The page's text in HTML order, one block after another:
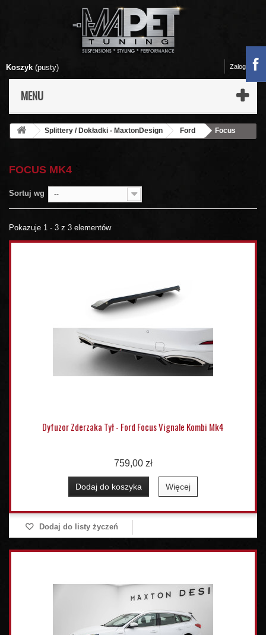
Koszyk (pusty)
MENU
Zaloguj się
Splittery / Dokładki - MaxtonDesign Ford
Focus
FOCUS MK4
Sortuj wg --
Pokazuje 1 - 3 z 3 elementów
Dyfuzor Zderzaka Tył - Ford Focus Vignale Kombi Mk4
759,00 zł
Dodaj do koszyka Więcej
Dodaj do listy życzeń